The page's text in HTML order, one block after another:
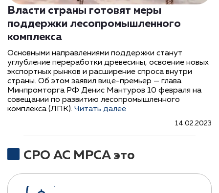
Власти страны готовят меры
поддержки лесопромышленного
комплекса
Основными направлениями поддержки станут
углубление переработки древесины, освоение новых
экспортных рынков и расширение спроса внутри
страны. Об этом заявил вице-премьер — глава
Минпромторга РФ Денис Мантуров 10 февраля на
совещании по развитию лесопромышленного
комплекса (ЛПК). Читать далее
14.02.2023
СРО АС МРСА это